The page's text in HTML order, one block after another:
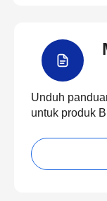
Unduh
untuk produk